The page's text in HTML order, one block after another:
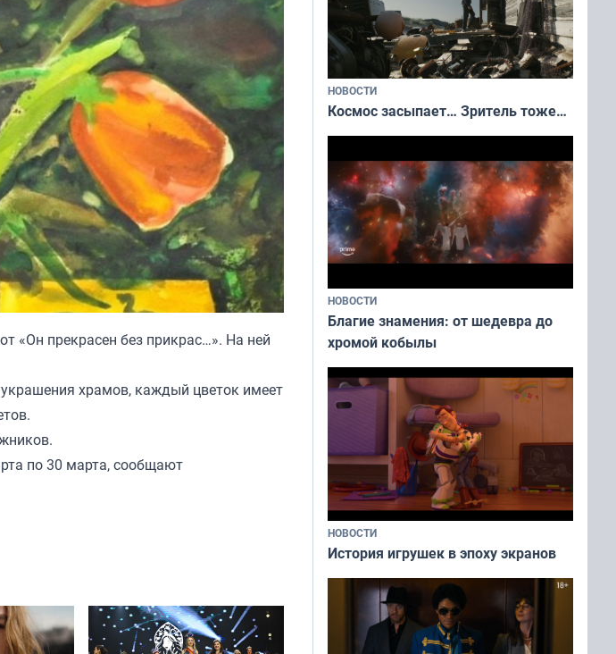
«Он прекрасен без прикрас…». На ней
храмов, каждый цветок имеет
по 30 марта, сообщают
НОВОСТИ
Космос засыпает… Зритель тоже…
НОВОСТИ
Благие знамения: от шедевра до
хромой кобылы
НОВОСТИ
История игрушек в эпоху экранов